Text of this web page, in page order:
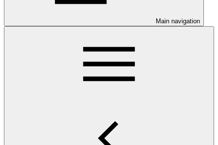
Main navigation